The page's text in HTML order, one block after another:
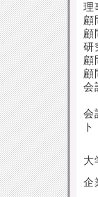
研
会
会
大
企